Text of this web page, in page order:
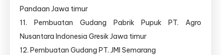
Pandaan Jawa timur
11. Pembuatan Gudang Pabrik Pupuk PT. Agro
Nusantara Indonesia Gresik Jawa timur
12. Pembuatan Gudang PT. JMI Semarang